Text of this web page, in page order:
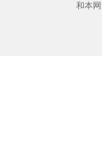
和本